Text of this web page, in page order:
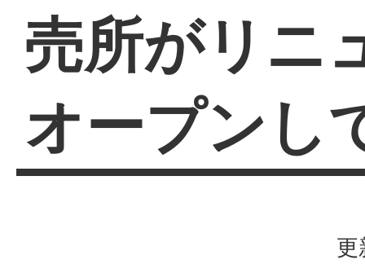
売所がリニ
オープンし
更